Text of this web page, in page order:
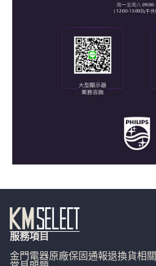
服務項目
金門電器原廠保固通報退換貨相關